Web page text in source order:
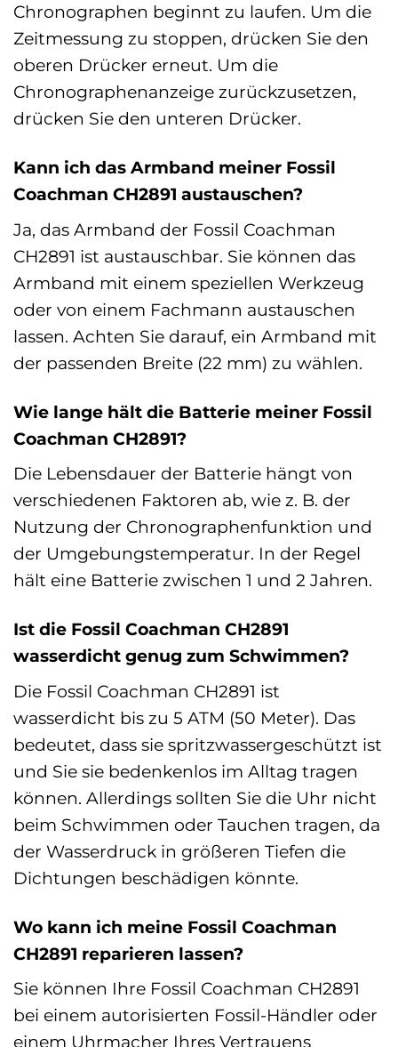
Chronographen beginnt zu laufen. Um die
Zeitmessung zu stoppen, drücken Sie den
oberen Drücker erneut. Um die
Chronographenanzeige zurückzusetzen,
drücken Sie den unteren Drücker.
Kann ich das Armband meiner Fossil
Coachman CH2891 austauschen?
Ja, das Armband der Fossil Coachman
CH2891 ist austauschbar. Sie können das
Armband mit einem speziellen Werkzeug
oder von einem Fachmann austauschen
lassen. Achten Sie darauf, ein Armband mit
der passenden Breite (22 mm) zu wählen.
Wie lange hält die Batterie meiner Fossil
Coachman CH2891?
Die Lebensdauer der Batterie hängt von
verschiedenen Faktoren ab, wie z. B. der
Nutzung der Chronographenfunktion und
der Umgebungstemperatur. In der Regel
hält eine Batterie zwischen 1 und 2 Jahren.
Ist die Fossil Coachman CH2891
wasserdicht genug zum Schwimmen?
Die Fossil Coachman CH2891 ist
wasserdicht bis zu 5 ATM (50 Meter). Das
bedeutet, dass sie spritzwassergeschützt ist
und Sie sie bedenkenlos im Alltag tragen
können. Allerdings sollten Sie die Uhr nicht
beim Schwimmen oder Tauchen tragen, da
der Wasserdruck in größeren Tiefen die
Dichtungen beschädigen könnte.
Wo kann ich meine Fossil Coachman
CH2891 reparieren lassen?
Sie können Ihre Fossil Coachman CH2891
bei einem autorisierten Fossil-Händler oder
einem Uhrmacher Ihres Vertrauens